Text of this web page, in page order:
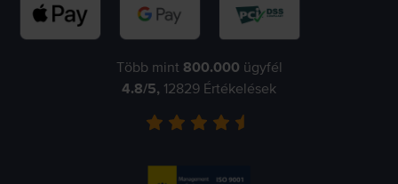
Több mint 800.000 ügyfél
4.8/5, 12829 Értékelések